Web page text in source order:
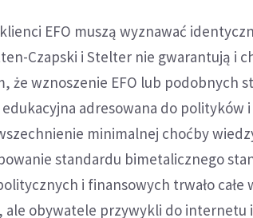
EFO muszą wyznawać
Czapski i Stelter nie gwarantują i
że wznoszenie EFO lub podobnych
adresowana do polityków i
minimalnej choćby
standardu bimetalicznego
i finansowych trwało całe
ale obywatele przywykli do internetu i